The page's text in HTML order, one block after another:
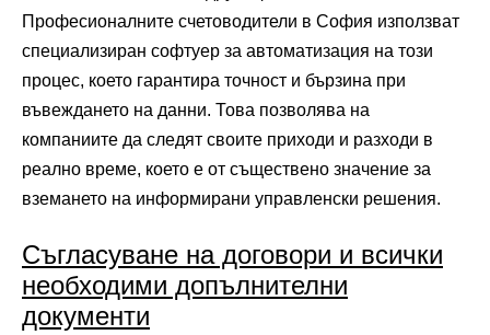
Професионалните счетоводители в София използват
специализиран софтуер за автоматизация на този
процес, което гарантира точност и бързина при
въвеждането на данни. Това позволява на
компаниите да следят своите приходи и разходи в
реално време, което е от съществено значение за
вземането на информирани управленски решения.
Съгласуване на договори и всички
необходими допълнителни
документи